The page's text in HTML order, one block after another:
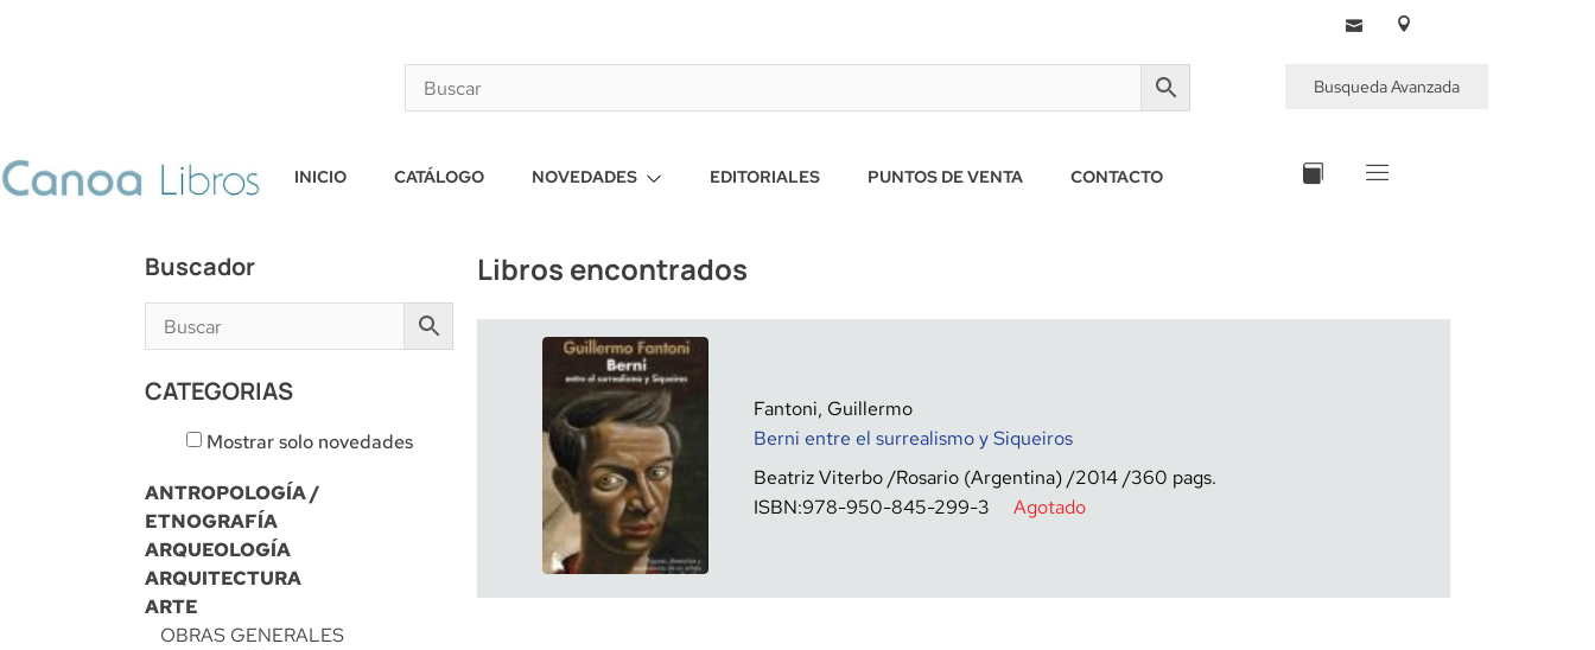
Busqueda Avanzada
INICIO CATÁLOGO NOVEDADES EDITORIALES PUNTOS DE VENTA CONTACTO
Buscador
CATEGORIAS
Mostrar solo novedades
ANTROPOLOGÍA /
ETNOGRAFÍA
ARQUEOLOGÍA
ARQUITECTURA
ARTE
OBRAS GENERALES
Libros encontrados
Fantoni, Guillermo
Berni entre el surrealismo y Siqueiros
Beatriz Viterbo Rosario (Argentina) 2014 360
ISBN:978-950-845-299-3 Agotado